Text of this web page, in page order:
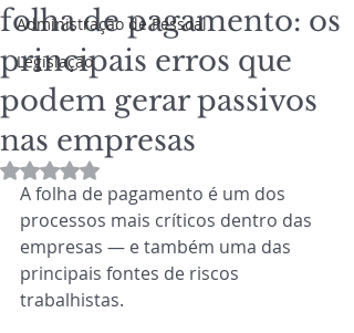
Administração de Pessoal
Legislação
folha de pagamento: os
principais erros que
podem gerar passivos
nas empresas
Avaliado com NaN de 5 estrelas.
A folha de pagamento é um dos
processos mais críticos dentro das
empresas — e também uma das
principais fontes de riscos
trabalhistas.